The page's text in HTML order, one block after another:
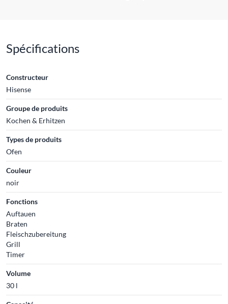
Spécifications
Constructeur
Hisense
Groupe de produits
Kochen & Erhitzen
Types de produits
Ofen
Couleur
noir
Fonctions
Auftauen
Braten
Fleischzubereitung
Grill
Timer
Volume
30 l